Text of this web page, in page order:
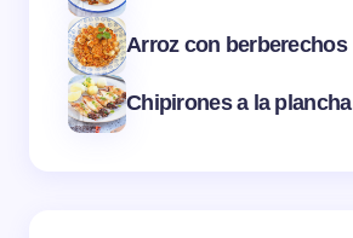
Arroz con berberechos
Chipirones a la plancha